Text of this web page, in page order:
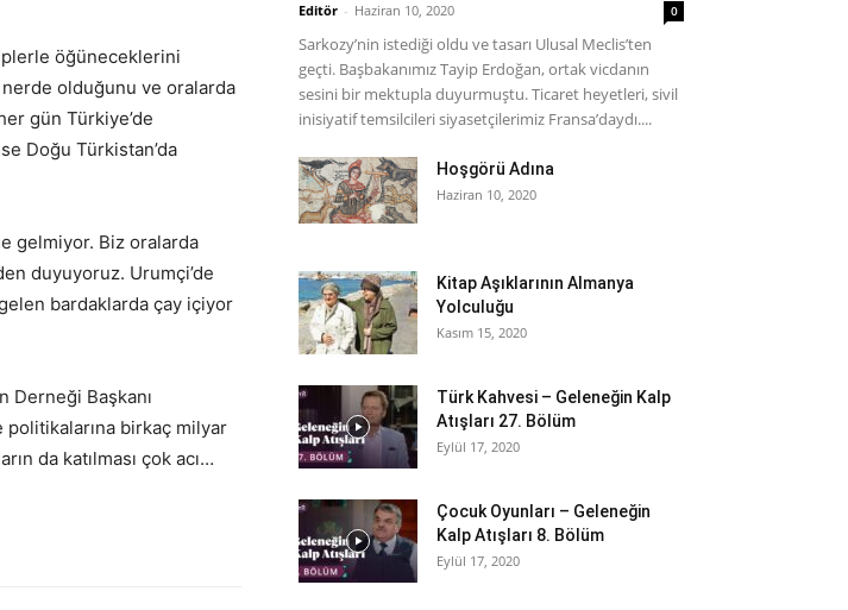
jiplerle öğüneceklerini
nerde olduğunu ve oralarda
gün Türkiye’de
Doğu Türkistan’da
gelmiyor. Biz oralarda
duyuyoruz. Urumçi’de
bardaklarda çay içiyor
Derneği Başkanı
politikalarına birkaç milyar
da katılması çok acı…
Editör - Haziran 10, 2020 0
Sarkozy’nin istediği oldu ve tasarı Ulusal Meclis’ten
geçti. Başbakanımız Tayip Erdoğan, ortak vicdanın
sesini bir mektupla duyurmuştu. Ticaret heyetleri, sivil
inisiyatif temsilcileri siyasetçilerimiz Fransa’daydı....
Hoşgörü Adına
Haziran 10, 2020
Kitap Aşıklarının Almanya
Yolculuğu
Kasım 15, 2020
Türk Kahvesi – Geleneğin Kalp
Atışları 27. Bölüm
Eylül 17, 2020
Çocuk Oyunları – Geleneğin
Kalp Atışları 8. Bölüm
Eylül 17, 2020